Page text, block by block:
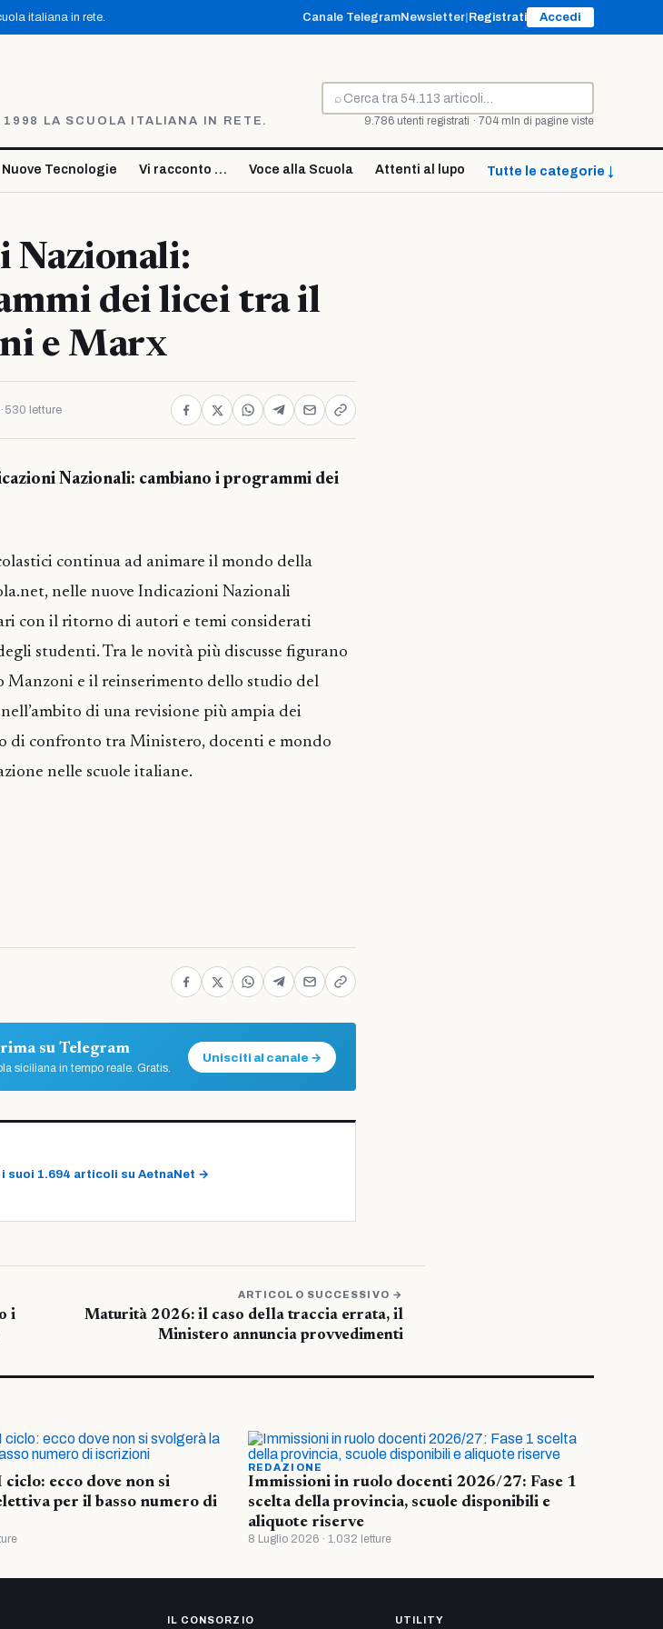
italiana in rete. Canale TelegramNewsletter Registrati Accedi
LA SCUOLA ITALIANA IN RETE.
⌕
Cerca
9.786 utenti registrati · 704 mln di pagine viste
Nuove Tecnologie Vi racconto … Voce alla Scuola Attenti al lupo Tutte le categorie ↓
Nazionali:
dei licei tra il
e Marx
· 530 letture
Nazionali: cambiano i programmi dei
continua ad animare il mondo della
nelle nuove Indicazioni Nazionali
con il ritorno di autori e temi considerati
studenti. Tra le novità più discusse figurano
Manzoni e il reinserimento dello studio del
di una revisione più ampia dei
di confronto tra Ministero, docenti e mondo
nelle scuole italiane.
su Telegram
siciliana in tempo reale. Gratis.
Unisciti al canale →
suoi 1.694 articoli su AetnaNet →
i
ARTICOLO SUCCESSIVO →
Maturità 2026: il caso della traccia errata, il
Ministero annuncia provvedimenti
ciclo: ecco dove non si
per il basso numero di
REDAZIONE
Immissioni in ruolo docenti 2026/27: Fase 1
scelta della provincia, scuole disponibili e
aliquote riserve
8 Luglio 2026 · 1.032 letture
IL CONSORZIO UTILITY